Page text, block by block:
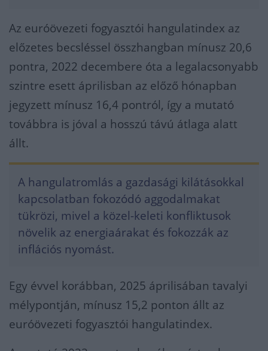
Az euróövezeti fogyasztói hangulatindex az
előzetes becsléssel összhangban mínusz 20,6
pontra, 2022 decembere óta a legalacsonyabb
szintre esett áprilisban az előző hónapban
jegyzett mínusz 16,4 pontról, így a mutató
továbbra is jóval a hosszú távú átlaga alatt
állt.
A hangulatromlás a gazdasági kilátásokkal
kapcsolatban fokozódó aggodalmakat
tükrözi, mivel a közel-keleti konfliktusok
növelik az energiaárakat és fokozzák az
inflációs nyomást.
Egy évvel korábban, 2025 áprilisában tavalyi
mélypontján, mínusz 15,2 ponton állt az
euróövezeti fogyasztói hangulatindex.